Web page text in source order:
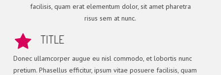
facilisis, quam erat elementum dolor, sit amet pharetra
risus sem at nunc.
TITLE
Donec ullamcorper augue eu nisl commodo, et lobortis nunc
pretium. Phasellus efficitur, ipsum vitae posuere facilisis, quam